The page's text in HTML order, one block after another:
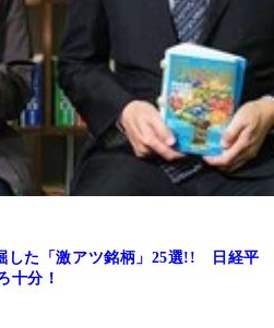
した「激アツ銘柄」25選!! 日経平
十分！